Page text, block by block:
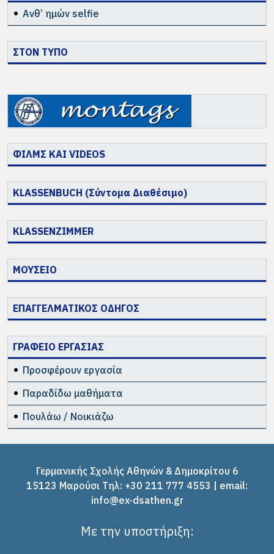
Ανθ’ ημών selfie
ΣΤΟΝ ΤΥΠΟ
ΦΙΛΜΣ ΚΑΙ VIDEOS
KLASSENBUCH (Σύντομα Διαθέσιμο)
KLASSENZIMMER
ΜΟΥΣΕΙΟ
ΕΠΑΓΓΕΛΜΑΤΙΚΟΣ ΟΔΗΓΟΣ
ΓΡΑΦΕΙΟ ΕΡΓΑΣΙΑΣ
Προσφέρουν εργασία
Παραδίδω μαθήματα
Πουλάω / Νοικιάζω
Γερμανικής Σχολής Αθηνών & Δημοκρίτου 6
15123 Μαρούσι Tηλ: +30 211 777 4553 | email:
info@ex-dsathen.gr
Με την υποστήριξη: